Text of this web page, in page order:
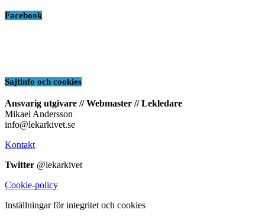
Facebook
Sajtinfo och cookies
Ansvarig utgivare // Webmaster // Lekledare
Mikael Andersson
info@lekarkivet.se
Kontakt
Twitter @lekarkivet
Cookie-policy
Inställningar för integritet och cookies